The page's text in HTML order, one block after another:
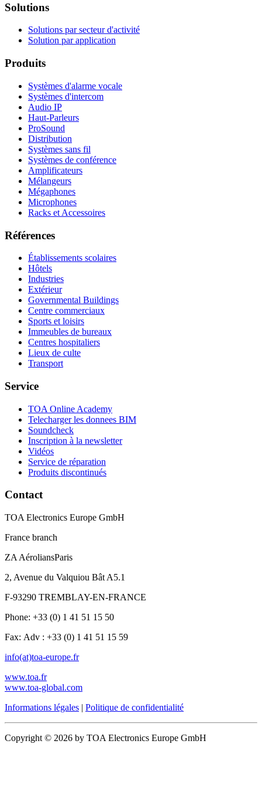
Solutions
Solutions par secteur d'activité
Solution par application
Produits
Systèmes d'alarme vocale
Systèmes d'intercom
Audio IP
Haut-Parleurs
ProSound
Distribution
Systèmes sans fil
Systèmes de conférence
Amplificateurs
Mélangeurs
Mégaphones
Microphones
Racks et Accessoires
Références
Établissements scolaires
Hôtels
Industries
Extérieur
Governmental Buildings
Centre commerciaux
Sports et loisirs
Immeubles de bureaux
Centres hospitaliers
Lieux de culte
Transport
Service
TOA Online Academy
Telecharger les donnees BIM
Soundcheck
Inscription à la newsletter
Vidéos
Service de réparation
Produits discontinués
Contact
TOA Electronics Europe GmbH
France branch
ZA AéroliansParis
2, Avenue du Valquiou Bât A5.1
F-93290 TREMBLAY-EN-FRANCE
Phone: +33 (0) 1 41 51 15 50
Fax: Adv : +33 (0) 1 41 51 15 59
info(at)toa-europe.fr
www.toa.fr
www.toa-global.com
Informations légales | Politique de confidentialité
Copyright © 2026 by TOA Electronics Europe GmbH